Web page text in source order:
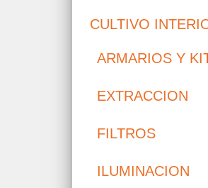
CULTIVO
ARMARIOS Y
EXTRACCION
FILTROS
ILUMINACION